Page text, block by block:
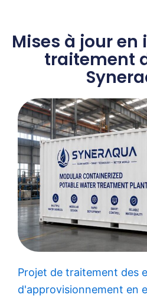
Mises à jour en
traitement
Projet de traitement des
d'approvisionnement en